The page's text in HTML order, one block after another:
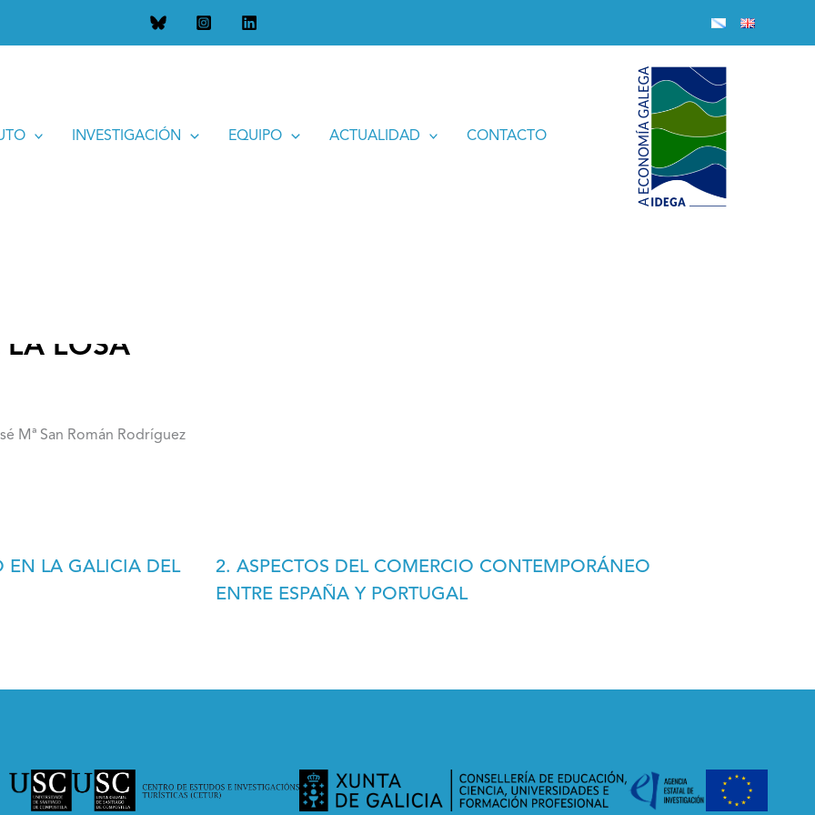
INVESTIGACIÓN EQUIPO ACTUALIDAD CONTACTO
LA LOSA
Mª San Román Rodríguez
EN LA GALICIA DEL
2. ASPECTOS DEL COMERCIO CONTEMPORÁNEO
ENTRE ESPAÑA Y PORTUGAL